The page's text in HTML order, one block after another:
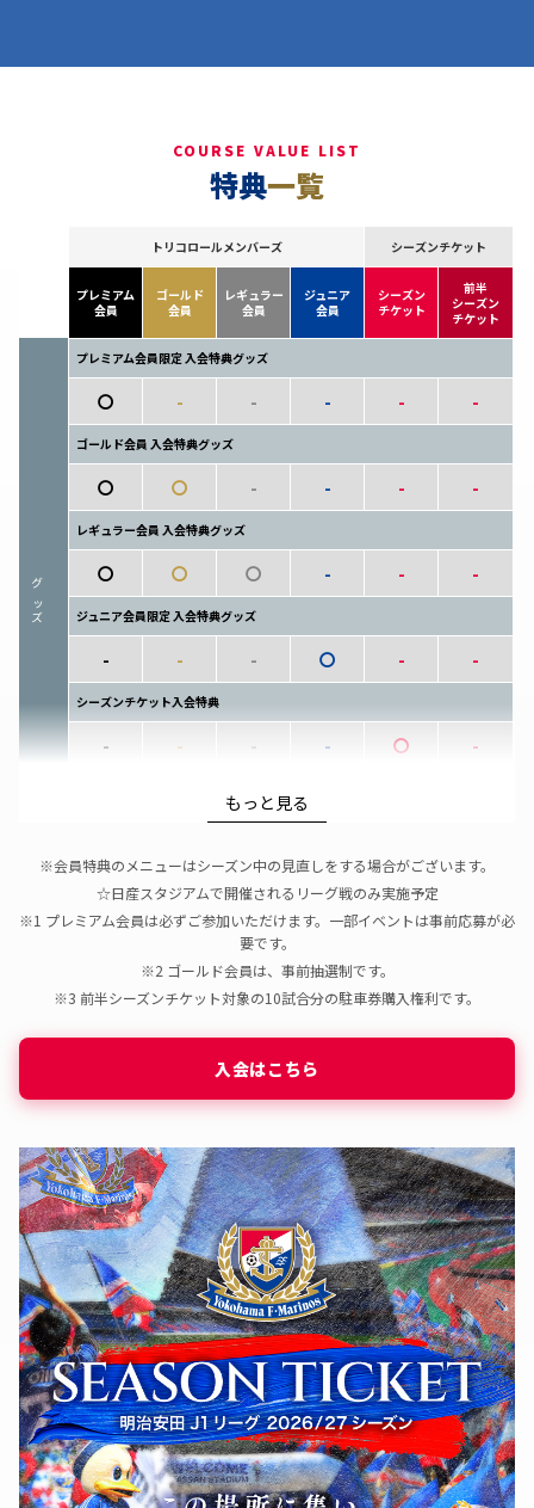
COURSE VALUE LIST
特典一覧
トリコロールメンバーズ シーズンチケット
プレミアム
会員
ゴールド
会員
レギュラー
会員
ジュニア
会員
シーズン
チケット
前半
シーズン
チケット
グッズ
プレミアム会員限定 入会特典グッズ
〇 - - - - -
ゴールド会員 入会特典グッズ
〇 〇 - - - -
レギュラー会員 入会特典グッズ
〇 〇 〇 - - -
ジュニア会員限定 入会特典グッズ
- - - 〇 - -
シーズンチケット入会特典
- - - - 〇 -
☆キャラクター写真撮影会（抽選制）
-
☆選手バスお出迎え（抽選制）
〇 〇
☆試合前記念撮影（抽選制）
〇 〇 - - - -
☆ウォーミングアップ見学（抽選制）
〇 〇 - - - -
☆フラッグベアラー（抽選制）
※小学3年生以上対象
〇 〇 〇 〇 - -
☆エスコートキッズ（抽選制）
※年長～小学6年生対象
〇 〇 〇 〇 - -
☆センターサークルバナーベアラー（抽選制）
※小学3年生以上対象
もっと見る
※会員特典のメニューはシーズン中の見直しをする場合がございます。
☆日産スタジアムで開催されるリーグ戦のみ実施予定
※1 プレミアム会員は必ずご参加いただけます。一部イベントは事前応募が必
要です。
※2 ゴールド会員は、事前抽選制です。
※3 前半シーズンチケット対象の10試合分の駐車券購入権利です。
入会はこちら